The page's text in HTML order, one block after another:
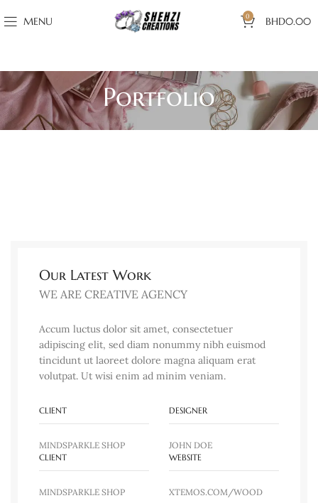
MENU 0 BHD0.00
Portfolio
Our Latest Work
WE ARE CREATIVE AGENCY
Accum luctus dolor sit amet, consectetuer
adipiscing elit, sed diam nonummy nibh euismod
tincidunt ut laoreet dolore magna aliquam erat
volutpat. Ut wisi enim ad minim veniam.
CLIENT
MINDSPARKLE SHOP
DESIGNER
JOHN DOE
CLIENT
MINDSPARKLE SHOP
WEBSITE
XTEMOS.COM/WOOD